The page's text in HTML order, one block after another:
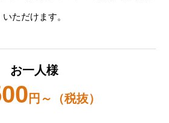
いただけます。
お一人様
円～（税抜）